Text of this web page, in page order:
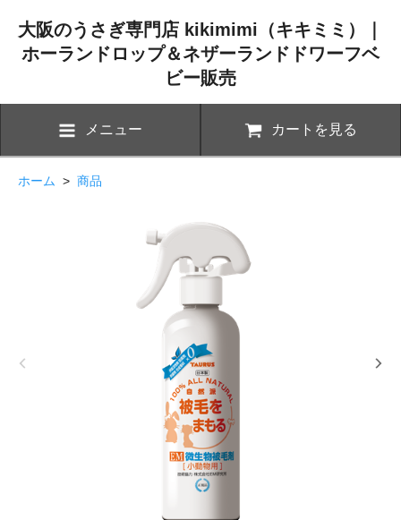
大阪のうさぎ専門店 kikimimi（キキミミ）｜
ホーランドロップ＆ネザーランドドワーフベ
ビー販売
メニュー カートを見る
ホーム > 商品